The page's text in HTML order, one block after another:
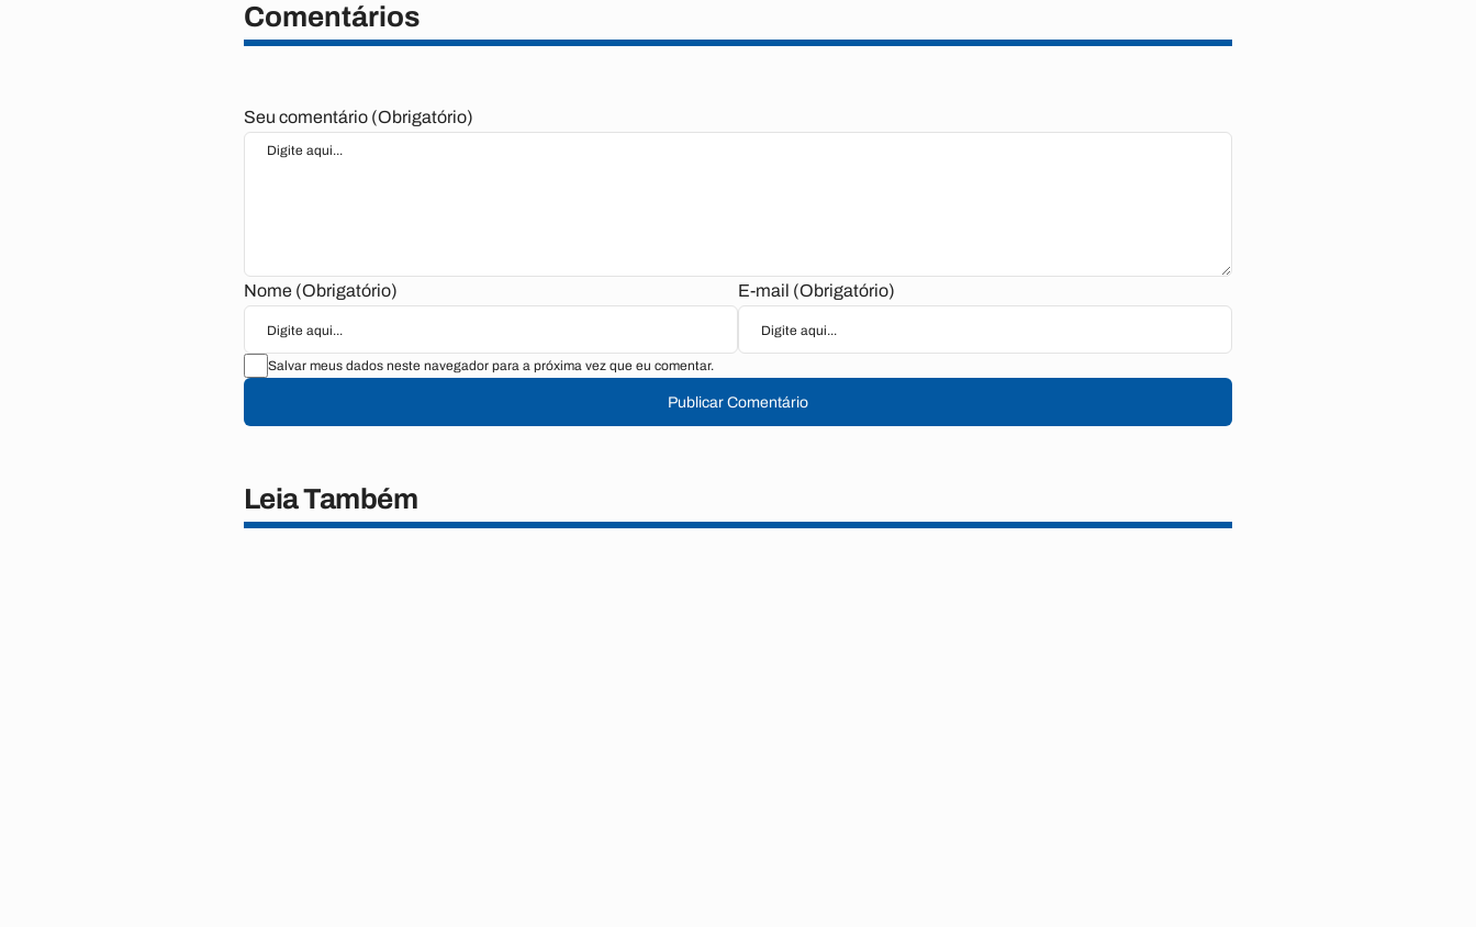
Comentários
Seu comentário (Obrigatório)
Nome (Obrigatório) E-mail (Obrigatório)
Salvar meus dados neste navegador para a próxima vez que eu comentar.
Publicar Comentário
Leia Também